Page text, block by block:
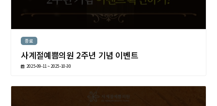
종료
사계절예쁨의원 2주년 기념 이벤트
2025-09-11 ~ 2025-10-30